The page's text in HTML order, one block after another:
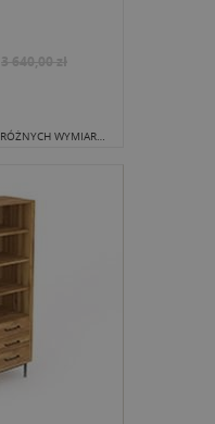
3 640,00 zł
REGAŁ POSIADA KILKA PÓŁEK W RÓŻNYCH WYMIARACH. PIĘKNIE WYEKSPONUJĄ KSIĄŻKI, RAMKI NA ZDJĘCIA, ALBUMY, SZKATUŁKĘ NA BIŻUTERIĘ I WIELE, WIELE INNYCH.